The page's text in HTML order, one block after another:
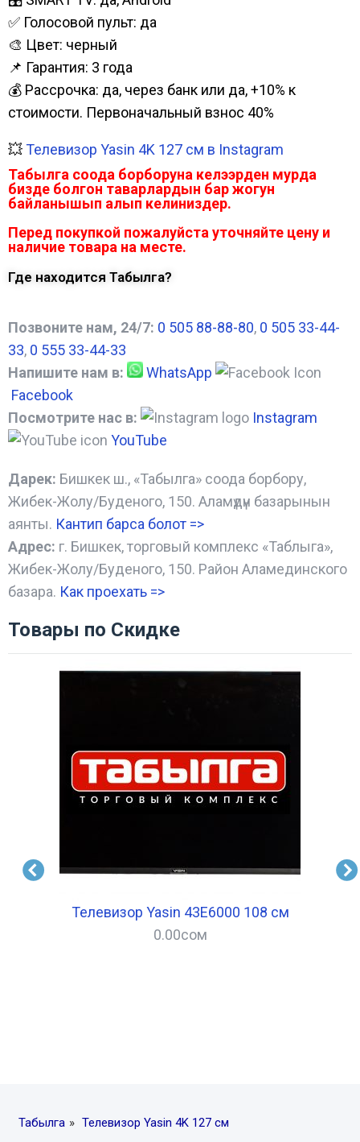
✅ Голосовой пульт: да
🎨 Цвет: черный
📌 Гарантия: 3 года
💰 Рассрочка: да, через банк или да, +10% к
стоимости. Первоначальный взнос 40%
💥Телевизор Yasin 4K 127 см в Instagram
Табылга соода борборуна келээрден мурда
бизде болгон таварлардын бар жогун
байланышып алып келиниздер.
Перед покупкой пожалуйста уточняйте цену и
наличие товара на месте.
Где находится Табылга?
Позвоните нам, 24/7: 0 505 88-88-80, 0 505 33-44-
33, 0 555 33-44-33
Напишите нам в:
WhatsApp
Facebook
Посмотрите нас в:
Instagram
YouTube
Дарек: Бишкек ш., «Табылга» соода борбору,
Жибек-Жолу/Буденого, 150. Аламүдүн базарынын
аянты. Кантип барса болот =>
Адрес: г. Бишкек, торговый комплекс «Таблыга»,
Жибек-Жолу/Буденого, 150. Район Аламединского
базара. Как проехать =>
Товары по Скидке
Телевизор Yasin 43E6000 108 см
0.00сом
Табылга » Телевизор Yasin 4K 127 см